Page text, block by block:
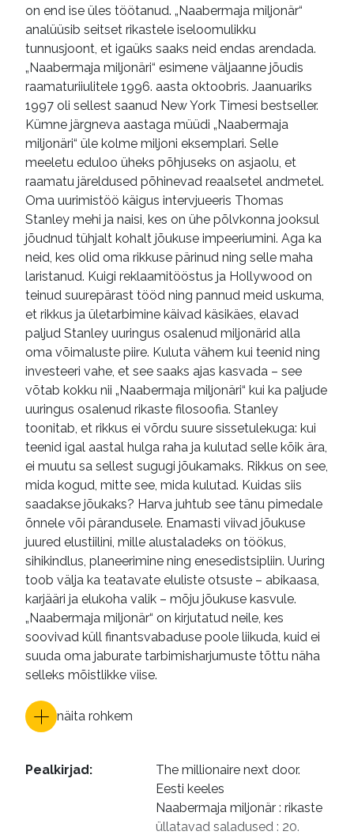
on end ise üles töötanud. „Naabermaja miljonär“
analüüsib seitset rikastele iseloomulikku
tunnusjoont, et igaüks saaks neid endas arendada.
„Naabermaja miljonäri“ esimene väljaanne jõudis
raamaturiiulitele 1996. aasta oktoobris. Jaanuariks
1997 oli sellest saanud New York Timesi bestseller.
Kümne järgneva aastaga müüdi „Naabermaja
miljonäri“ üle kolme miljoni eksemplari. Selle
meeletu eduloo üheks põhjuseks on asjaolu, et
raamatu järeldused põhinevad reaalsetel andmetel.
Oma uurimistöö käigus intervjueeris Thomas
Stanley mehi ja naisi, kes on ühe põlvkonna jooksul
jõudnud tühjalt kohalt jõukuse impeeriumini. Aga ka
neid, kes olid oma rikkuse pärinud ning selle maha
laristanud. Kuigi reklaamitööstus ja Hollywood on
teinud suurepärast tööd ning pannud meid uskuma,
et rikkus ja ületarbimine käivad käsikäes, elavad
paljud Stanley uuringus osalenud miljonärid alla
oma võimaluste piire. Kuluta vähem kui teenid ning
investeeri vahe, et see saaks ajas kasvada – see
võtab kokku nii „Naabermaja miljonäri“ kui ka paljude
uuringus osalenud rikaste filosoofia. Stanley
toonitab, et rikkus ei võrdu suure sissetulekuga: kui
teenid igal aastal hulga raha ja kulutad selle kõik ära,
ei muutu sa sellest sugugi jõukamaks. Rikkus on see,
mida kogud, mitte see, mida kulutad. Kuidas siis
saadakse jõukaks? Harva juhtub see tänu pimedale
õnnele või pärandusele. Enamasti viivad jõukuse
juured elustiilini, mille alustaladeks on töökus,
sihikindlus, planeerimine ning enesedistsipliin. Uuring
toob välja ka teatavate eluliste otsuste – abikaasa,
karjääri ja elukoha valik – mõju jõukuse kasvule.
„Naabermaja miljonär“ on kirjutatud neile, kes
soovivad küll finantsvabaduse poole liikuda, kuid ei
suuda oma jaburate tarbimisharjumuste tõttu näha
selleks mõistlikke viise.
näita rohkem
Pealkirjad:
The millionaire next door.
Eesti keeles
Naabermaja miljonär : rikaste
üllatavad saladused : 20.